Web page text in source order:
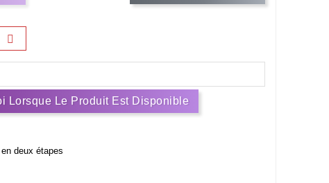
Lorsque Le Produit Est Disponible
deux étapes